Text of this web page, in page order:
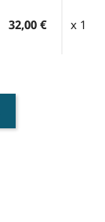
32,00 € x 1